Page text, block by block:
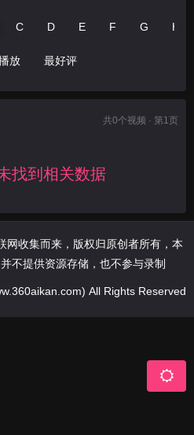
C D E F G H
放 最好评
共0个视频 · 第1页
找到相关数据
网收集而来，版权归原创者所有，本
不提供资源存储，也不参与录制
All Rights Reserved